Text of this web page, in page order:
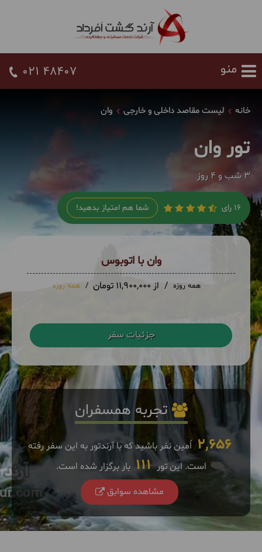
021 48407
خانه لیست مقاصد داخلی و خارجی وان
تور وان
3 شب و 4 روز
16 رای شما هم امتیاز بدهید!
وان با اتوبوس
همه روزه از 11,900,000 تومان همه روزه
جزئیات سفر
تجربه همسفران
2,656 اٌمین نفر باشید که با آرندتور به این سفر رفته
است. این تور 111 بار برگزار شده است.
مشاهده سوابق